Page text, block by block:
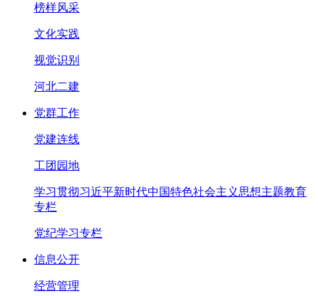
榜样风采
文化实践
视觉识别
河北二建
党群工作
党建连线
工团园地
学习贯彻习近平新时代中国特色社会主义思想主题教育
专栏
党纪学习专栏
信息公开
经营管理